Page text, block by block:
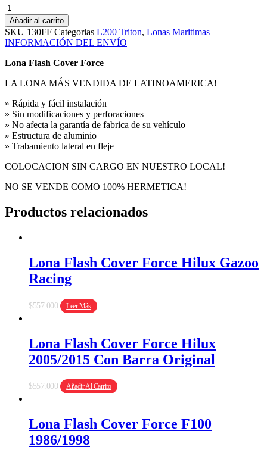
Lona
Flash
Cover
Force
Mitsubishi
L200
2009+
Añadir al carrito
SKU 130FF Categorias L200 Triton, Lonas Maritimas
INFORMACIÓN DEL ENVÍO
Lona Flash Cover Force
LA LONA MÁS VENDIDA DE LATINOAMERICA!
» Rápida y fácil instalación
» Sin modificaciones y perforaciones
» No afecta la garantía de fabrica de su vehículo
» Estructura de aluminio
» Trabamiento lateral en fleje
COLOCACION SIN CARGO EN NUESTRO LOCAL!
NO SE VENDE COMO 100% HERMETICA!
Productos relacionados
Lona Flash Cover Force Hilux Gazoo
Racing
$557.000 Leer Más
Lona Flash Cover Force Hilux
2005/2015 Con Barra Original
$557.000 Añadir Al Carrito
Lona Flash Cover Force F100
1986/1998